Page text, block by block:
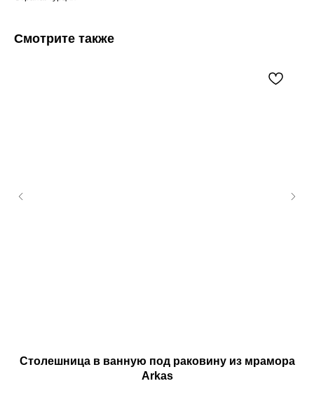
Смотрите также
Столешница в ванную под раковину из мрамора
Arkas